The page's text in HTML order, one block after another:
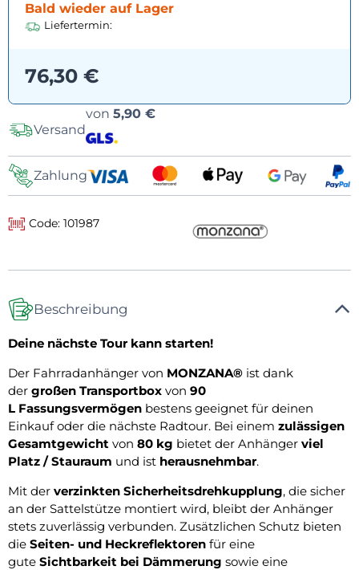
Bald wieder auf Lager
Liefertermin:
76,30 €
Versand
von 5,90 €
Zahlung
Code: 101987
Beschreibung
Deine nächste Tour kann starten!
Der Fahrradanhänger von MONZANA® ist dank
der großen Transportbox von 90
L Fassungsvermögen bestens geeignet für deinen
Einkauf oder die nächste Radtour. Bei einem zulässigen
Gesamtgewicht von 80 kg bietet der Anhänger viel
Platz / Stauraum und ist herausnehmbar.
Mit der verzinkten Sicherheitsdrehkupplung, die sicher
an der Sattelstütze montiert wird, bleibt der Anhänger
stets zuverlässig verbunden. Zusätzlichen Schutz bieten
die Seiten- und Heckreflektoren für eine
gute Sichtbarkeit bei Dämmerung sowie eine